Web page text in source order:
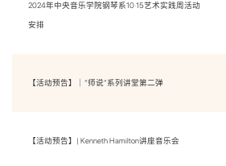
2024年中央音乐学院钢琴系10·15艺术实践周活动
安排
【活动预告】｜“师说”系列讲堂第二弹
【活动预告】| Kenneth Hamilton讲座音乐会